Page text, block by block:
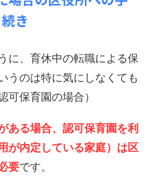
続き
に、育休中の転職による保
うのは特に気にしなくても
可保育園の場合）
ある場合、認可保育園を利
が内定している家庭）は区
要です。